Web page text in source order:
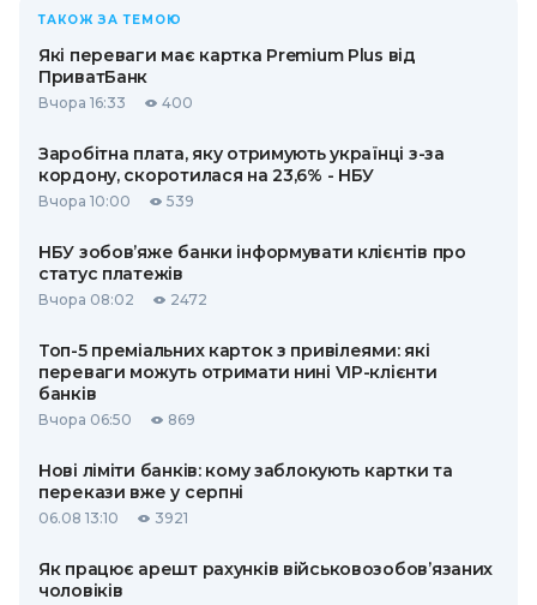
ТАКОЖ ЗА ТЕМОЮ
Які переваги має картка Premium Plus від
ПриватБанк
Вчора 16:33 400
Заробітна плата, яку отримують українці з-за
кордону, скоротилася на 23,6% - НБУ
Вчора 10:00 539
НБУ зобов’яже банки інформувати клієнтів про
статус платежів
Вчора 08:02 2472
Топ-5 преміальних карток з привілеями: які
переваги можуть отримати нині VIP-клієнти
банків
Вчора 06:50 869
Нові ліміти банків: кому заблокують картки та
перекази вже у серпні
06.08 13:10 3921
Як працює арешт рахунків військовозобов’язаних
чоловіків